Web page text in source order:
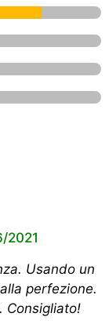
2021
Usando un
perfezione.
Consigliato!